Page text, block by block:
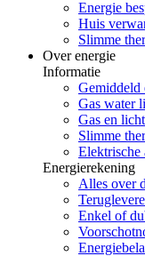
Energie
Huis
Slimme
Over energie
Informatie
Gemiddeld
Gas water
Gas en
Slimme
Elektrische
Energierekening
Alles over
Enkel of